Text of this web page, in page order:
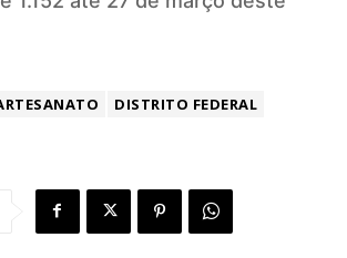
DISTRITO FEDERAL